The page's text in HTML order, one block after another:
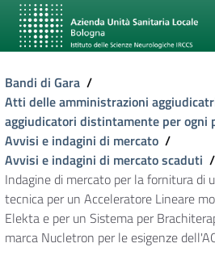
Bandi di Gara /
Atti delle amministrazioni
aggiudicatori distintamente per ogni
Avvisi e indagini di mercato /
Avvisi e indagini di mercato scaduti /
Indagine di mercato per la fornitura di
tecnica per un Acceleratore Lineare
Elekta e per un Sistema per
marca Nucletron per le esigenze